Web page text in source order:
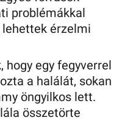
problémákkal
érzelmi
hogy egy fegyverrel
a halálát, sokan
öngyilkos lett.
összetörte